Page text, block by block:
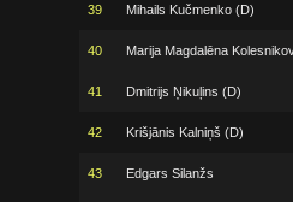
39 Mihails Kučmenko (D)
40 Marija Magdalēna
41 Dmitrijs Ņikuļins (D)
42 Krišjānis Kalniņš (D)
43 Edgars Silanžs